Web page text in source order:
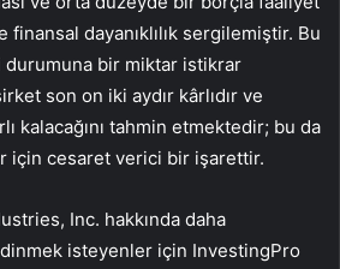
dayanıklılık sergilemiştir. Bu
bir miktar istikrar
son on iki aydır kârlıdır ve
kalacağını tahmin etmektedir; bu da
için cesaret verici bir işarettir.
Inc. hakkında daha
isteyenler için InvestingPro